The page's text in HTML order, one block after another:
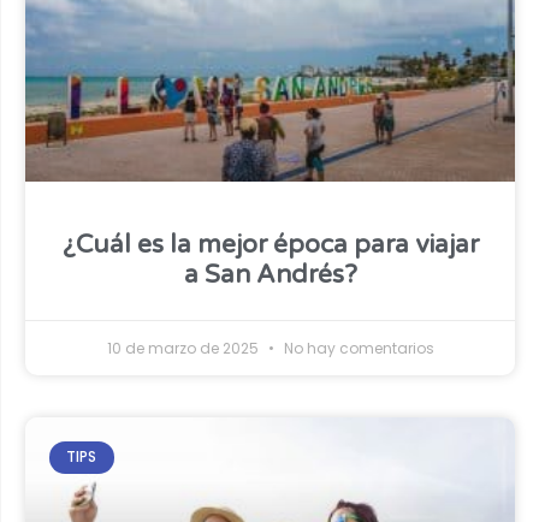
¿Cuál es la mejor época para viajar
a San Andrés?
10 de marzo de 2025 No hay comentarios
TIPS